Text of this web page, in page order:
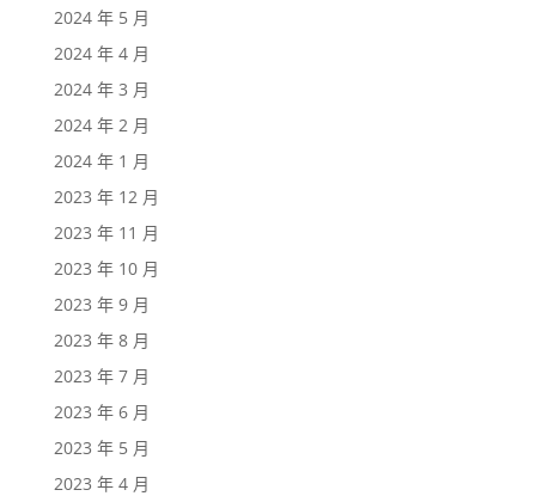
2024 年 5 月
2024 年 4 月
2024 年 3 月
2024 年 2 月
2024 年 1 月
2023 年 12 月
2023 年 11 月
2023 年 10 月
2023 年 9 月
2023 年 8 月
2023 年 7 月
2023 年 6 月
2023 年 5 月
2023 年 4 月